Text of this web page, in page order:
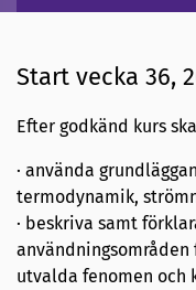
Start vecka 36,
Efter godkänd kurs
· använda
termodynamik,
· beskriva samt
utvalda fenomen och